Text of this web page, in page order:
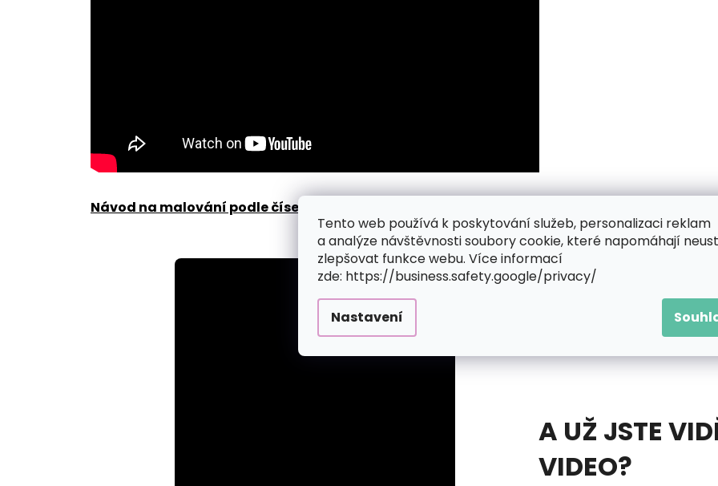
Tento web používá k poskytování služeb, personalizaci reklam
a analýze návštěvnosti soubory cookie, které napomáhají
zlepšovat funkce webu. Více informací
zde: https://business.safety.google/privacy/
Nastavení
Návod na malování podle čísel zde
A UŽ JSTE
VIDEO?